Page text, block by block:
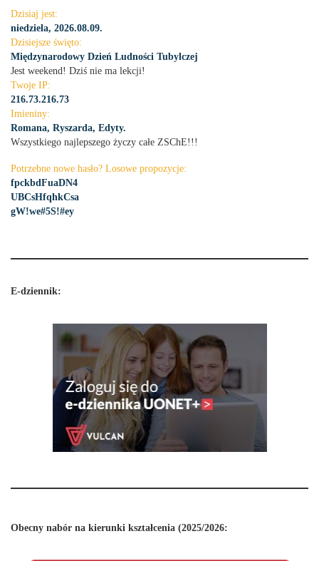
Dzisiaj jest:
niedziela, 2026.08.09.
Dzisiejsze święto:
Międzynarodowy Dzień Ludności Tubylczej
Jest weekend! Dziś nie ma lekcji!
Twoje IP:
216.73.216.73
Imieniny:
Romana, Ryszarda, Edyty.
Wszystkiego najlepszego życzy całe ZSChE!!!
Potrzebne nowe hasło? Losowe propozycje:
fpckbdFuaDN4
UBCsHfqhkCsa
gW!we#5S!#ey
E-dziennik:
Obecny nabór na kierunki kształcenia (2025/2026: